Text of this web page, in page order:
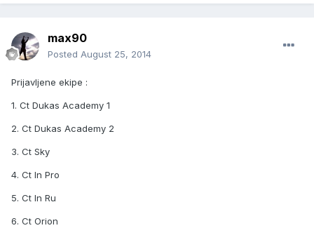
max90
Posted August 25, 2014
Prijavljene ekipe :
1. Ct Dukas Academy 1
2. Ct Dukas Academy 2
3. Ct Sky
4. Ct In Pro
5. Ct In Ru
6. Ct Orion